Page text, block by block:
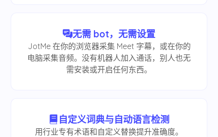
无需 bot，无需设置
JotMe 在你的浏览器采集 Meet 字幕，或在你的
电脑采集音频。没有机器人加入通话，别人也无
需安装或开启任何东西。
自定义词典与自动语言检测
用行业专有术语和自定义替换提升准确度。